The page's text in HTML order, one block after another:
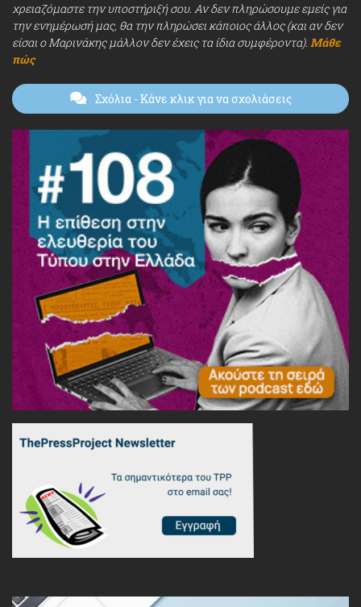
χρειαζόμαστε την υποστήριξή σου. Αν δεν πληρώσουμε εμείς για
την ενημέρωσή μας, θα την πληρώσει κάποιος άλλος (και αν δεν
είσαι ο Μαρινάκης μάλλον δεν έχεις τα ίδια συμφέροντα). Μάθε
πώς
Σχόλια- Κάνε κλικ για να σχολιάσεις